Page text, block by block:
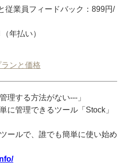
従業員フィードバック：899円/
年払い）
ンと価格
理する方法がない---」
に管理できるツール「Stock」
ールで、誰でも簡単に使い始め